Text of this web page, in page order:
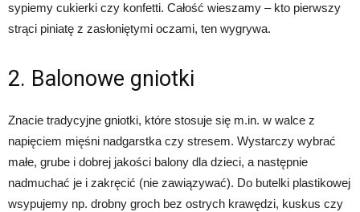
sypiemy cukierki czy konfetti. Całość wieszamy – kto pierwszy
strąci piniatę z zasłoniętymi oczami, ten wygrywa.
2. Balonowe gniotki
Znacie tradycyjne gniotki, które stosuje się m.in. w walce z
napięciem mięśni nadgarstka czy stresem. Wystarczy wybrać
małe, grube i dobrej jakości balony dla dzieci, a następnie
nadmuchać je i zakręcić (nie zawiązywać). Do butelki plastikowej
wsypujemy np. drobny groch bez ostrych krawędzi, kuskus czy